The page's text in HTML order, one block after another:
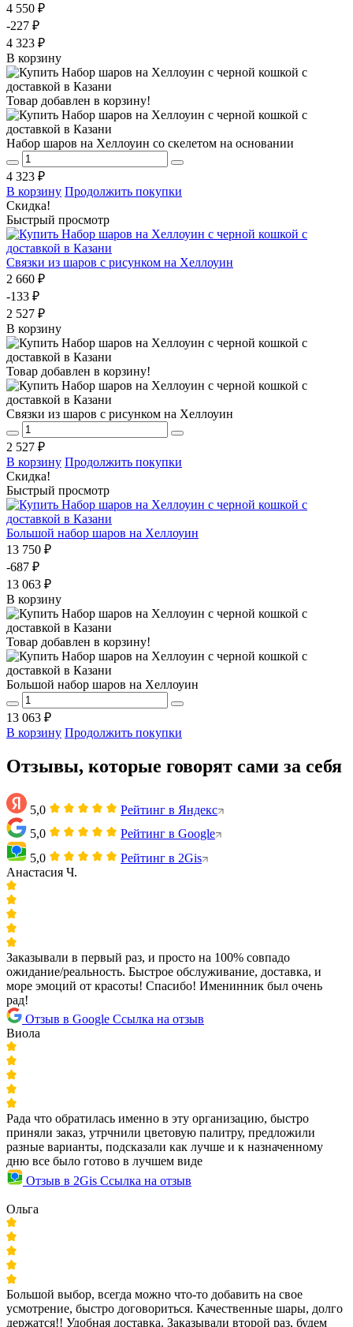
4 550 ₽
-227 ₽
4 323 ₽
В корзину
Товар добавлен в корзину!
Набор шаров на Хеллоуин со скелетом на основании
4 323 ₽
В корзину Продолжить покупки
Скидка!
Быстрый просмотр
Связки из шаров с рисунком на Хеллоуин
2 660 ₽
-133 ₽
2 527 ₽
В корзину
Товар добавлен в корзину!
Связки из шаров с рисунком на Хеллоуин
2 527 ₽
В корзину Продолжить покупки
Скидка!
Быстрый просмотр
Большой набор шаров на Хеллоуин
13 750 ₽
-687 ₽
13 063 ₽
В корзину
Товар добавлен в корзину!
Большой набор шаров на Хеллоуин
13 063 ₽
В корзину Продолжить покупки
Отзывы, которые говорят сами за себя
5,0
Рейтинг в Яндекс
5,0
Рейтинг в Google
5,0
Рейтинг в 2Gis
Анастасия Ч.
Заказывали в первый раз, и просто на 100% совпадо
ожидание/реальность. Быстрое обслуживание, доставка, и
море эмоций от красоты! Спасибо! Именинник был очень
рад!
Отзыв в Google Ссылка на отзыв
Виола
Рада что обратилась именно в эту организацию, быстро
приняли заказ, утрчнили цветовую палитру, предложили
разные варианты, подсказали как лучше и к назначенному
дню все было готово в лучшем виде
Отзыв в 2Gis Ссылка на отзыв
Ольга
Большой выбор, всегда можно что-то добавить на свое
усмотрение, быстро договориться. Качественные шары, долго
держатся!! Удобная доставка. Заказывали второй раз, будем